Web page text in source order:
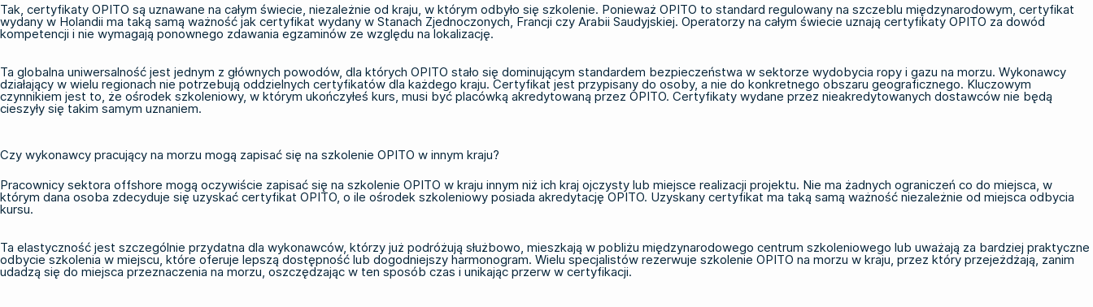
Tak, certyfikaty OPITO są uznawane na całym świecie, niezależnie od kraju, w którym odbyło się szkolenie. Ponieważ OPITO to standard regulowany na szczeblu międzynarodowym, certyfikat
wydany w Holandii ma taką samą ważność jak certyfikat wydany w Stanach Zjednoczonych, Francji czy Arabii Saudyjskiej. Operatorzy na całym świecie uznają certyfikaty OPITO za dowód
kompetencji i nie wymagają ponownego zdawania egzaminów ze względu na lokalizację.
Ta globalna uniwersalność jest jednym z głównych powodów, dla których OPITO stało się dominującym standardem bezpieczeństwa w sektorze wydobycia ropy i gazu na morzu. Wykonawcy
działający w wielu regionach nie potrzebują oddzielnych certyfikatów dla każdego kraju. Certyfikat jest przypisany do osoby, a nie do konkretnego obszaru geograficznego. Kluczowym
czynnikiem jest to, że ośrodek szkoleniowy, w którym ukończyłeś kurs, musi być placówką akredytowaną przez OPITO. Certyfikaty wydane przez nieakredytowanych dostawców nie będą
cieszyły się takim samym uznaniem.
Czy wykonawcy pracujący na morzu mogą zapisać się na szkolenie OPITO w innym kraju?
Pracownicy sektora offshore mogą oczywiście zapisać się na szkolenie OPITO w kraju innym niż ich kraj ojczysty lub miejsce realizacji projektu. Nie ma żadnych ograniczeń co do miejsca, w
którym dana osoba zdecyduje się uzyskać certyfikat OPITO, o ile ośrodek szkoleniowy posiada akredytację OPITO. Uzyskany certyfikat ma taką samą ważność niezależnie od miejsca odbycia
kursu.
Ta elastyczność jest szczególnie przydatna dla wykonawców, którzy już podróżują służbowo, mieszkają w pobliżu międzynarodowego centrum szkoleniowego lub uważają za bardziej praktyczne
odbycie szkolenia w miejscu, które oferuje lepszą dostępność lub dogodniejszy harmonogram. Wielu specjalistów rezerwuje szkolenie OPITO na morzu w kraju, przez który przejeżdżają, zanim
udadzą się do miejsca przeznaczenia na morzu, oszczędzając w ten sposób czas i unikając przerw w certyfikacji.